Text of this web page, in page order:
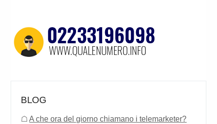
BLOG
☖A che ora del giorno chiamano i telemarketer?